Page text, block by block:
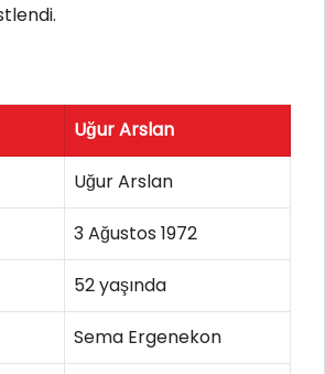
Uğur Arslan
Uğur Arslan
3 Ağustos 1972
52 yaşında
Sema Ergenekon